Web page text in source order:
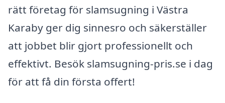
rätt företag för slamsugning i Västra
Karaby ger dig sinnesro och säkerställer
att jobbet blir gjort professionellt och
effektivt. Besök slamsugning-pris.se i dag
för att få din första offert!